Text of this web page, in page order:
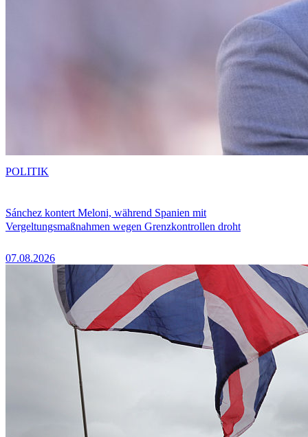
Sánchez kontert Meloni, während Spanien mit
Vergeltungsmaßnahmen wegen Grenzkontrollen droht
07.08.2026
POLITIK